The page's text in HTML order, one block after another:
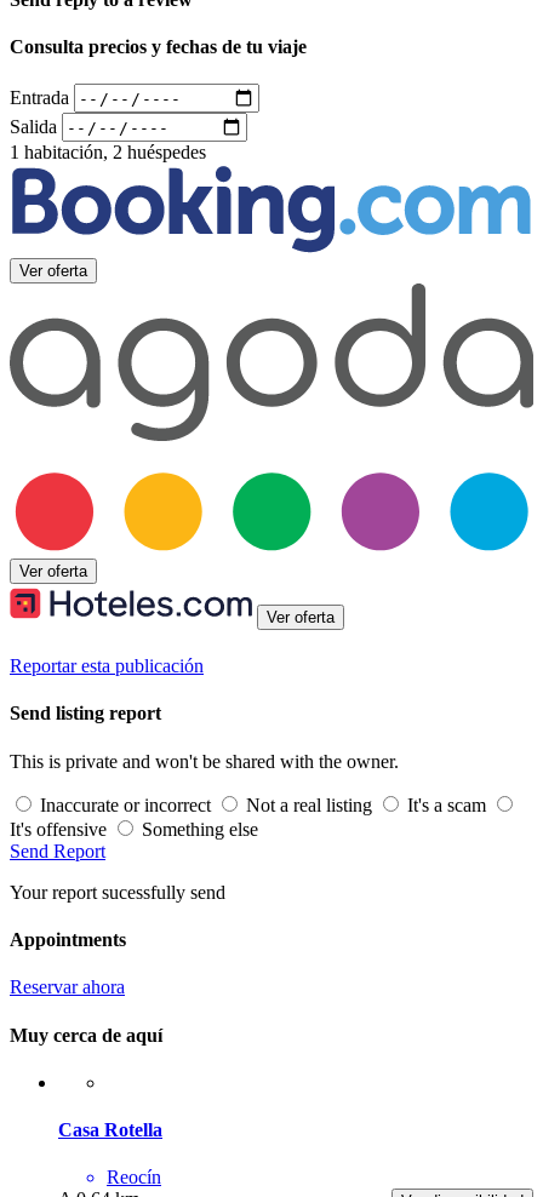
Consulta precios y fechas de tu viaje
Entrada
Salida
1 habitación, 2 huéspedes
Ver oferta
Ver oferta
Ver oferta
Reportar esta publicación
Send listing report
This is private and won't be shared with the owner.
Inaccurate or incorrect Not a real listing
It's a scam
It's offensive
Something else
Send Report
Your report sucessfully send
Appointments
Reservar ahora
Muy cerca de aquí
Casa Rotella
Reocín